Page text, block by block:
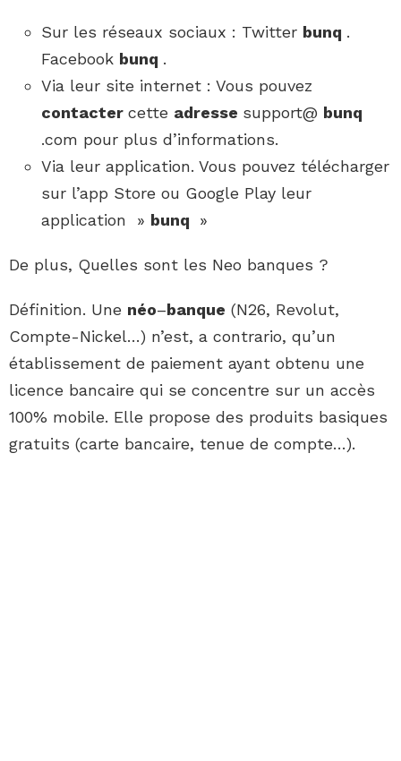
Sur les réseaux sociaux : Twitter bunq .
Facebook bunq .
Via leur site internet : Vous pouvez
contacter cette adresse support@ bunq
.com pour plus d’informations.
Via leur application. Vous pouvez télécharger
sur l’app Store ou Google Play leur
application » bunq »
De plus, Quelles sont les Neo banques ?
Définition. Une néo–banque (N26, Revolut,
Compte-Nickel…) n’est, a contrario, qu’un
établissement de paiement ayant obtenu une
licence bancaire qui se concentre sur un accès
100% mobile. Elle propose des produits basiques
gratuits (carte bancaire, tenue de compte…).